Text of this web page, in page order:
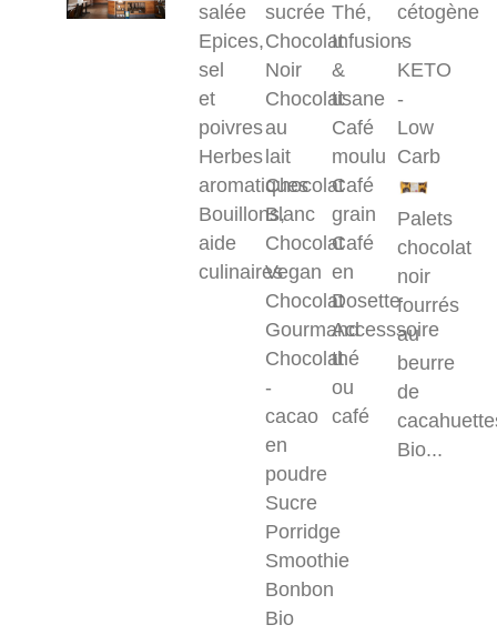
salée
Epices,
sel
et
poivres
Herbes
aromatiques
Bouillons,
aide
culinaires
sucrée
Chocolat
Noir
Chocolat
au
lait
Chocolat
Blanc
Chocolat
Vegan
Chocolat
Gourmand
Chocolat
-
cacao
en
poudre
Sucre
Porridge
Smoothie
Bonbon
Bio
Thé,
Infusions
&
tisane
Café
moulu
Café
grain
Café
en
Dosette
Accesssoire
thé
ou
café
cétogène
-
KETO
-
Low
Carb
Palets
chocolat
noir
fourrés
au
beurre
de
Bio...